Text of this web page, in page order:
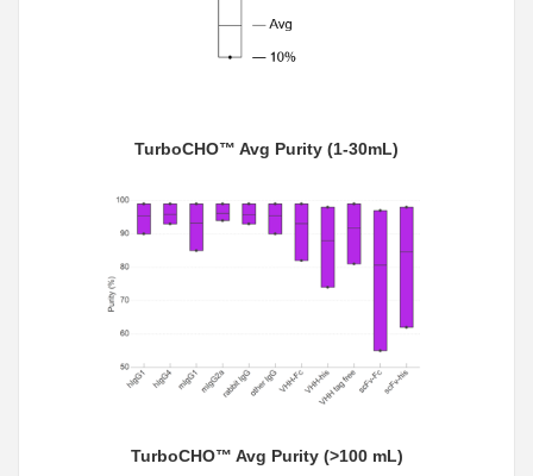
TurboCHO™ Avg Purity (1-30mL)
TurboCHO™ Avg Purity (>100 mL)